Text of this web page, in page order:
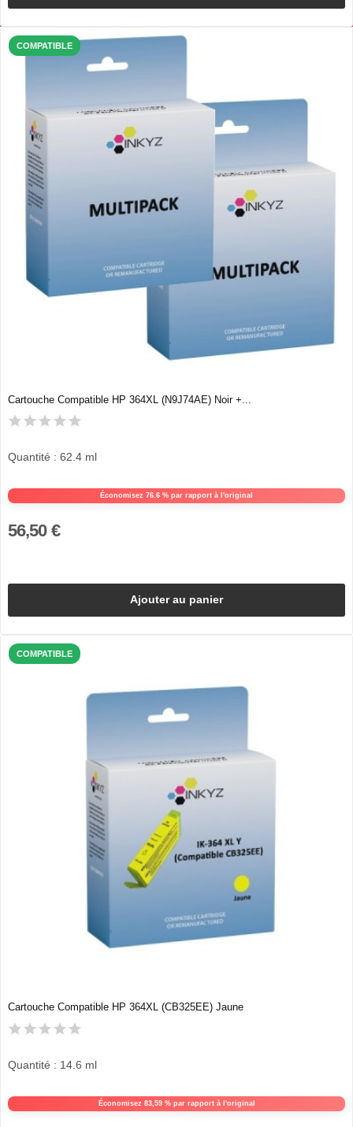
COMPATIBLE
Cartouche Compatible HP 364XL (N9J74AE) Noir +...
Économisez 76.6 % par rapport à l'original
Quantité : 62.4 ml
56,50 €
Ajouter au panier
COMPATIBLE
Cartouche Compatible HP 364XL (CB325EE) Jaune
Économisez 83,59 % par rapport à l'original
Quantité : 14.6 ml